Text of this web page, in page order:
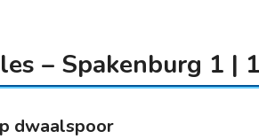
– Spakenburg 1 |
dwaalspoor